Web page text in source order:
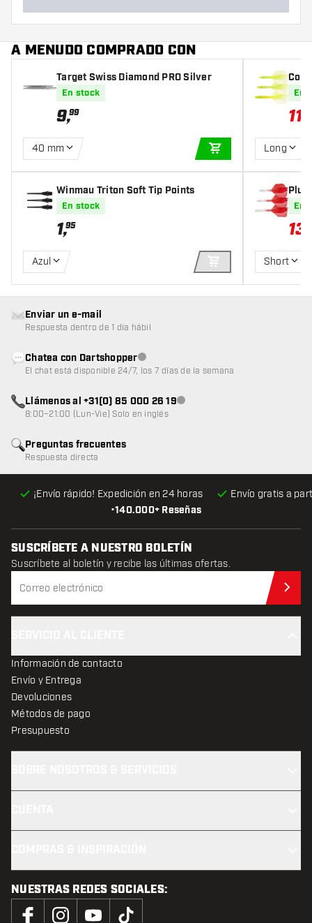
A MENUDO COMPRADO CON
Target Swiss Diamond PRO Silver
En stock
9,99
40 mm
AÑADIR A LA
Winmau Triton Soft Tip Points
En stock
1,95
Azul
AÑADIR A LA CESTA
allEn
11
Long
En
13
Short
•140.000+ Reseñas
¡Envío rápido! Expedición en 24 horas Envío gratis a
Preguntas frecuentes
Respuesta directa
Enviar un e-mail
Respuesta dentro de 1 día hábil
Chatea con DartshopperAtención al cliente no disponible
El chat está disponible 24/7, los 7 días de la semana
Llámenos al +31(0) 85 000 26 19Atención al cliente no disponible
8:00–21:00 (Lun-Vie) Solo en inglés
SUSCRÍBETE A NUESTRO BOLETÍN
Suscríbete al boletín y recibe las últimas ofertas.
Información de contacto
Envío y Entrega
Devoluciones
Métodos de pago
Presupuesto
NUESTRAS REDES SOCIALES: